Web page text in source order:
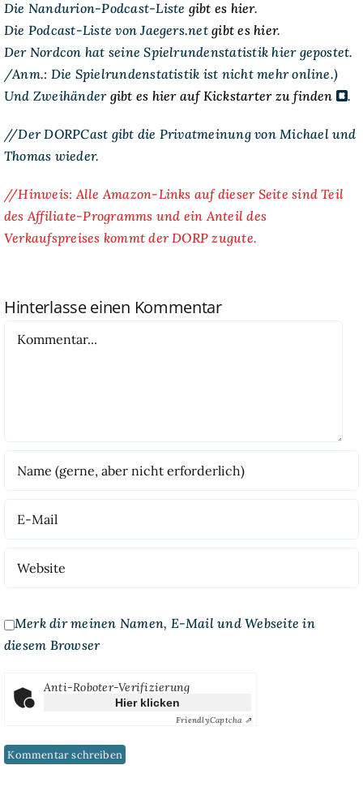
Die Nandurion-Podcast-Liste gibt es hier.
Die Podcast-Liste von Jaegers.netgibt es hier.
Der Nordcon hat seine Spielrundenstatistik hier gepostet.
/Anm.: Die Spielrundenstatistik ist nicht mehr online.)
Und Zweihänder gibt es hier auf Kickstarter zu finden .
//Der DORPCast gibt die Privatmeinung von Michael und
Thomas wieder.
//Hinweis: Alle Amazon-Links auf dieser Seite sind Teil
des Affiliate-Programms und ein Anteil des
Verkaufspreises kommt der DORP zugute.
Hinterlasse einen Kommentar
Kommentar
Merk dir meinen Namen, E-Mail und Webseite in
diesem Browser
Anti-Roboter-Verifizierung
Hier klicken
FriendlyCaptcha ⇗